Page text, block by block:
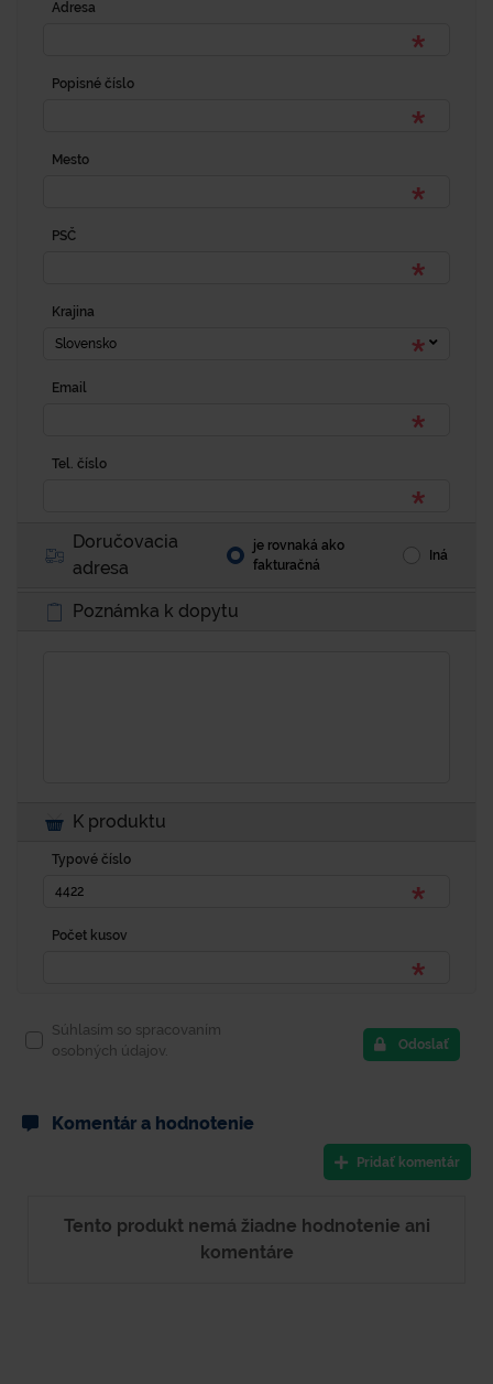
Adresa
Popisné číslo
Mesto
PSČ
Krajina
Slovensko
Email
Tel. číslo
Doručovacia
adresa
je rovnaká ako
fakturačná
Iná
Poznámka k dopytu
K produktu
Typové číslo
Počet kusov
Súhlasím so spracovaním
osobných údajov.
Odoslať
Komentár a hodnotenie
Pridať komentár
Tento produkt nemá žiadne hodnotenie ani
komentáre